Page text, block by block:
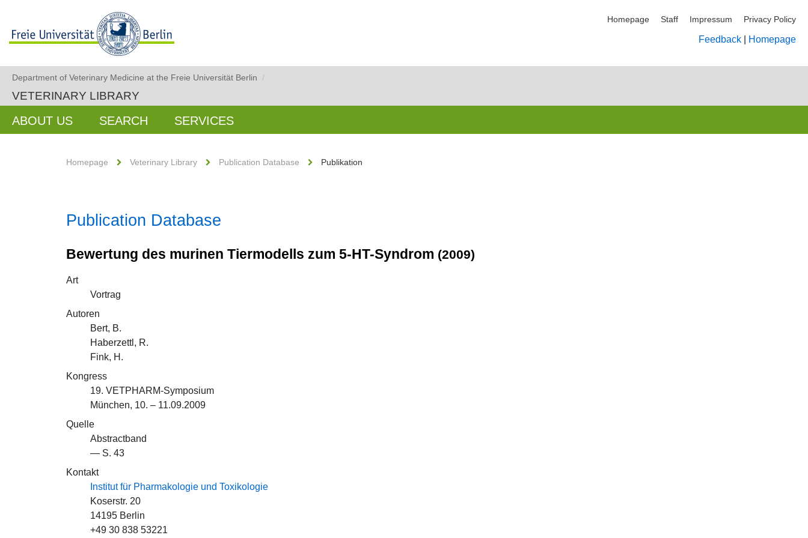
Homepage Staff Impressum Privacy Policy
Feedback Homepage
Department of Veterinary Medicine at the Freie Universität Berlin /
VETERINARY LIBRARY
ABOUT US SEARCH SERVICES
Homepage Veterinary Library Publication Database Publikation
Publication Database
Bewertung des murinen Tiermodells zum 5-HT-Syndrom (2009)
Art
Vortrag
Autoren
Bert, B.
Haberzettl, R.
Fink, H.
Kongress
19. VETPHARM-Symposium
München, 10. – 11.09.2009
Quelle
Abstractband
— S. 43
Kontakt
Institut für Pharmakologie und Toxikologie
Koserstr. 20
14195 Berlin
+49 30 838 53221